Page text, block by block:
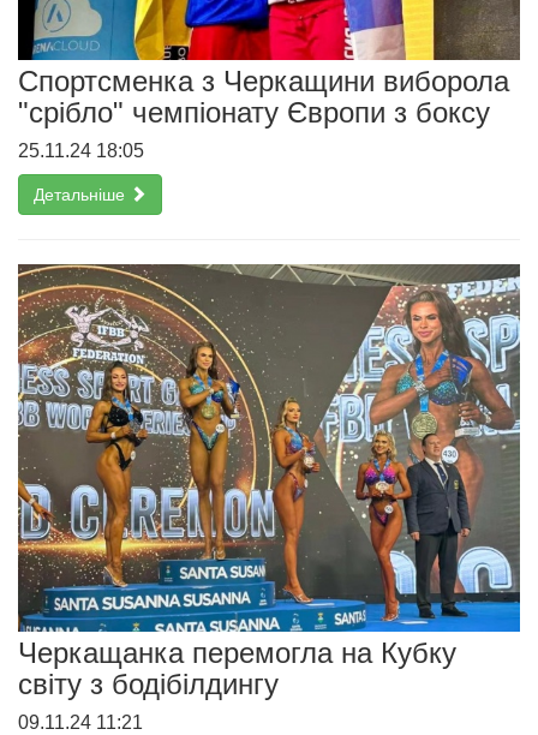
Спортсменка з Черкащини виборола
"срібло" чемпіонату Європи з боксу
25.11.24 18:05
Детальніше
Черкащанка перемогла на Кубку
світу з бодібілдингу
09.11.24 11:21